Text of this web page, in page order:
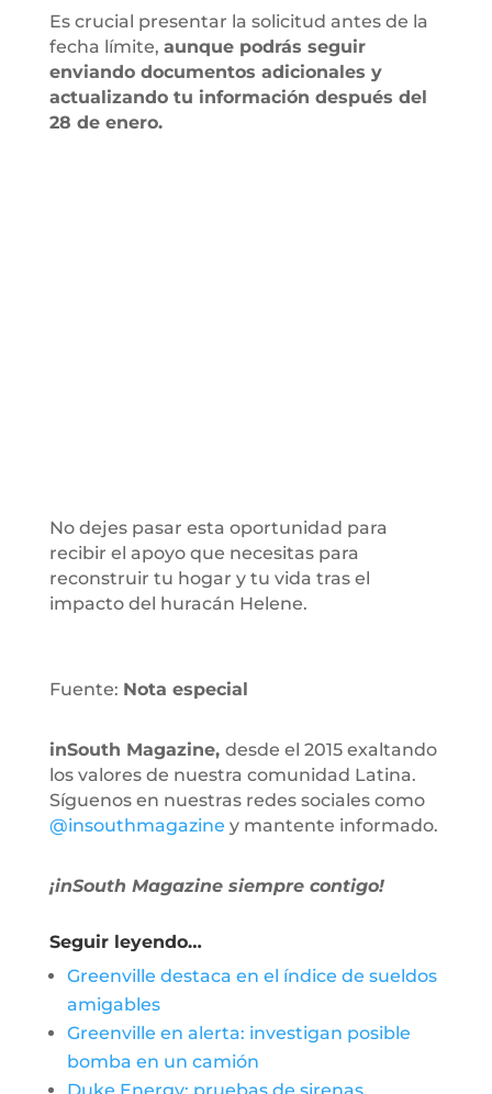
Es crucial presentar la solicitud antes de la
fecha límite, aunque podrás seguir
enviando documentos adicionales y
actualizando tu información después del
28 de enero.
No dejes pasar esta oportunidad para
recibir el apoyo que necesitas para
reconstruir tu hogar y tu vida tras el
impacto del huracán Helene.
Fuente: Nota especial
inSouth Magazine, desde el 2015 exaltando
los valores de nuestra comunidad Latina.
Síguenos en nuestras redes sociales como
@insouthmagazine y mantente informado.
¡inSouth Magazine siempre contigo!
Seguir leyendo…
Greenville destaca en el índice de sueldos
amigables
Greenville en alerta: investigan posible
bomba en un camión
Duke Energy: pruebas de sirenas